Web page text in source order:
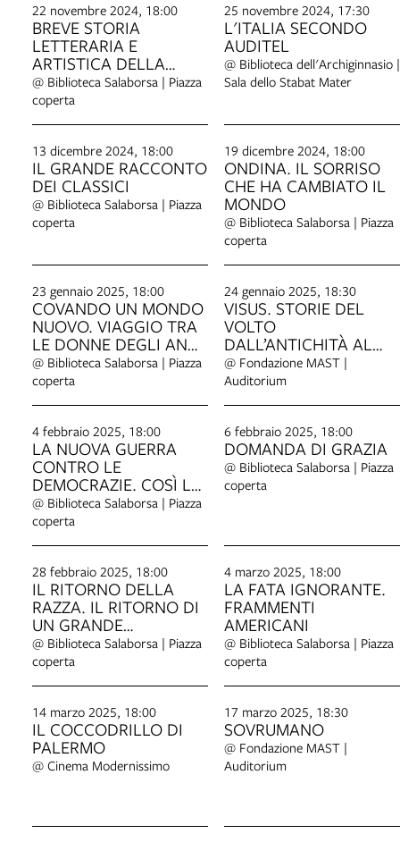
22 novembre 2024, 18:00
BREVE STORIA
LETTERARIA E
ARTISTICA DELLA
MEDICINA
@ Biblioteca Salaborsa | Piazza
coperta
25 novembre 2024, 17:30
L'ITALIA SECONDO
AUDITEL
@ Biblioteca dell'Archiginnasio |
Sala dello Stabat Mater
13 dicembre 2024, 18:00
IL GRANDE RACCONTO
DEI CLASSICI
@ Biblioteca Salaborsa | Piazza
coperta
19 dicembre 2024, 18:00
ONDINA. IL SORRISO
CHE HA CAMBIATO IL
MONDO
@ Biblioteca Salaborsa | Piazza
coperta
23 gennaio 2025, 18:00
COVANDO UN MONDO
NUOVO. VIAGGIO TRA
LE DONNE DEGLI ANNI
SETTANTA
@ Biblioteca Salaborsa | Piazza
coperta
24 gennaio 2025, 18:30
VISUS. STORIE DEL
VOLTO
DALL’ANTICHITÀ AL
SELFIE
@ Fondazione MAST |
Auditorium
4 febbraio 2025, 18:00
LA NUOVA GUERRA
CONTRO LE
DEMOCRAZIE. COSÌ LE
AUTOCRAZIE
VOGLIONO
INTERNAZIONALE
@ Biblioteca Salaborsa | Piazza
coperta
6 febbraio 2025, 18:00
DOMANDA DI GRAZIA
@ Biblioteca Salaborsa | Piazza
coperta
28 febbraio 2025, 18:00
IL RITORNO DELLA
RAZZA. IL RITORNO DI
UN GRANDE
PROBLEMA POLITICO
CONTEMPORANEO
@ Biblioteca Salaborsa | Piazza
coperta
4 marzo 2025, 18:00
LA FATA IGNORANTE.
FRAMMENTI
AMERICANI
@ Biblioteca Salaborsa | Piazza
coperta
14 marzo 2025, 18:00
IL COCCODRILLO DI
PALERMO
@ Cinema Modernissimo
17 marzo 2025, 18:30
SOVRUMANO
@ Fondazione MAST |
Auditorium